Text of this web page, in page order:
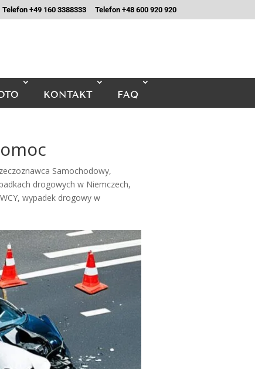
Telefon +49 160 3388333 Telefon +48 600 920 920
KONTAKT FAQ
Samochodowy,
drogowych w Niemczech,
,wypadek drogowy w